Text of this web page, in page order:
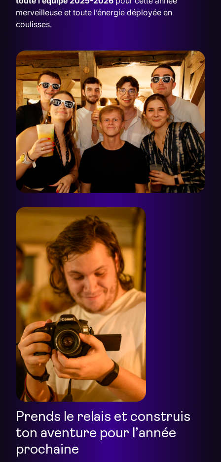
merveilleuse et toute l’énergie déployée en
coulisses.
Prends le relais et construis
ton aventure pour l’année
prochaine